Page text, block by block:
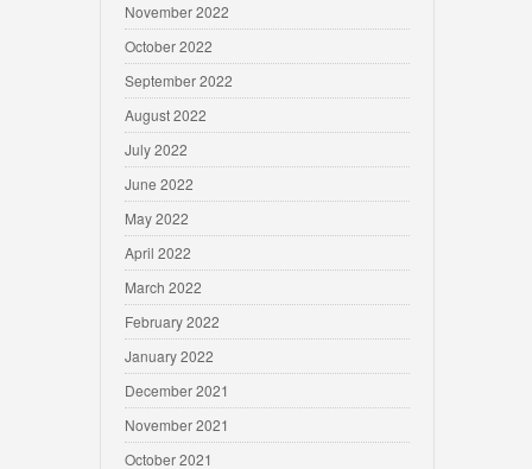
November 2022
October 2022
September 2022
August 2022
July 2022
June 2022
May 2022
April 2022
March 2022
February 2022
January 2022
December 2021
November 2021
October 2021